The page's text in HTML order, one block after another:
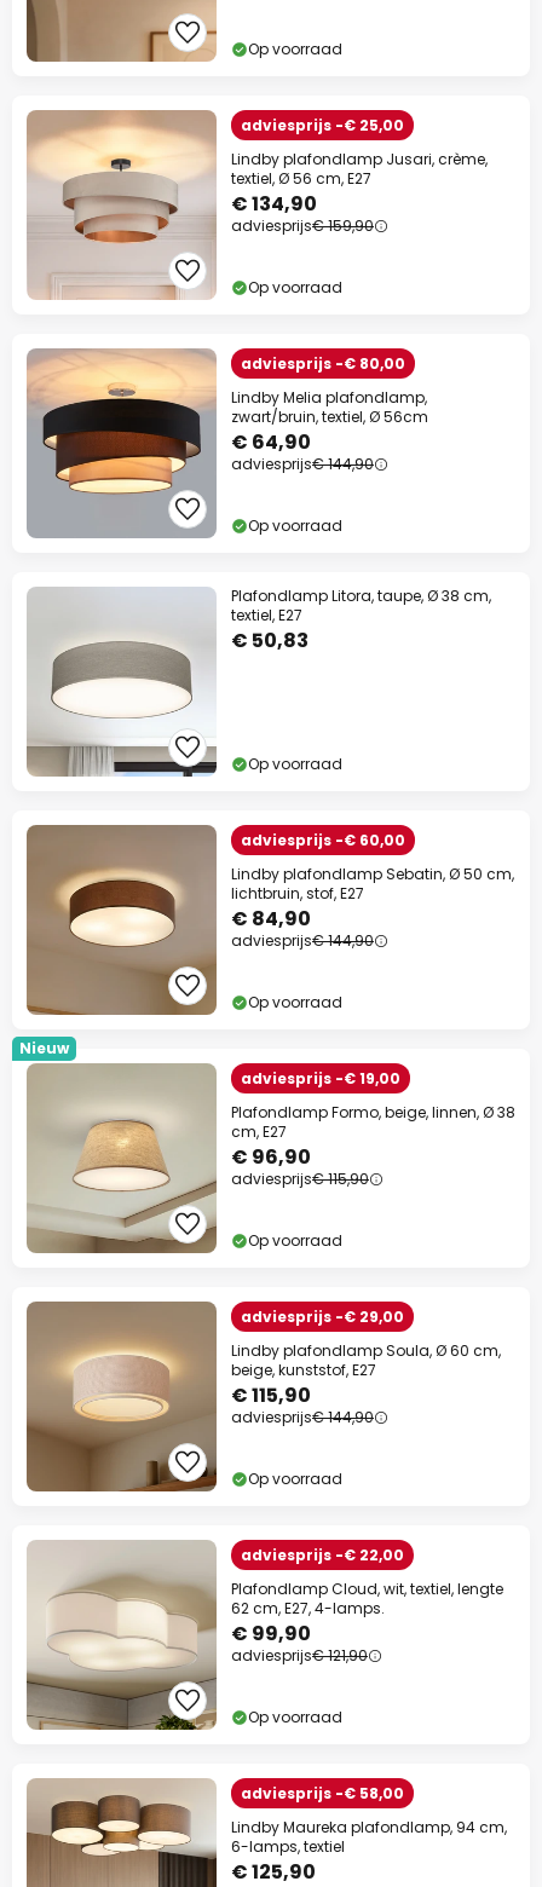
Op voorraad
adviesprijs -€ 25,00
Lindby plafondlamp Jusari, crème,
textiel, Ø 56 cm, E27
€ 134,90
adviesprijs€ 159,90
Op voorraad
adviesprijs -€ 80,00
Lindby Melia plafondlamp,
zwart/bruin, textiel, Ø 56cm
€ 64,90
adviesprijs€ 144,90
Op voorraad
Plafondlamp Litora, taupe, Ø 38 cm,
textiel, E27
€ 50,83
Op voorraad
adviesprijs -€ 60,00
Lindby plafondlamp Sebatin, Ø 50 cm,
lichtbruin, stof, E27
€ 84,90
adviesprijs€ 144,90
Op voorraad
Nieuw
adviesprijs -€ 19,00
Plafondlamp Formo, beige, linnen, Ø 38
cm, E27
€ 96,90
adviesprijs€ 115,90
Op voorraad
adviesprijs -€ 29,00
Lindby plafondlamp Soula, Ø 60 cm,
beige, kunststof, E27
€ 115,90
adviesprijs€ 144,90
Op voorraad
adviesprijs -€ 22,00
Plafondlamp Cloud, wit, textiel, lengte
62 cm, E27, 4-lamps.
€ 99,90
adviesprijs€ 121,90
Op voorraad
adviesprijs -€ 58,00
Lindby Maureka plafondlamp, 94 cm,
6-lamps, textiel
€ 125,90